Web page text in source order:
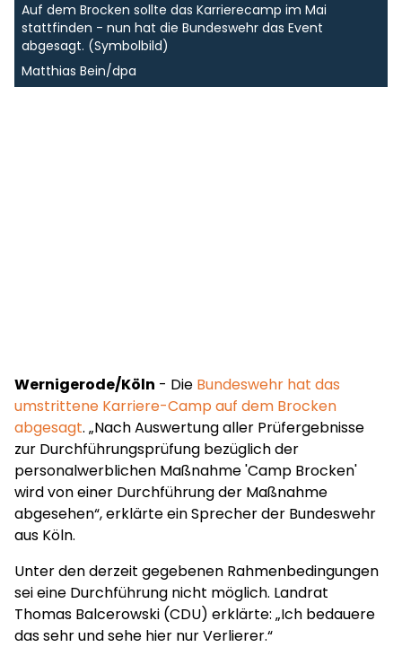
Auf dem Brocken sollte das Karrierecamp im Mai
stattfinden - nun hat die Bundeswehr das Event
abgesagt. (Symbolbild)
Matthias Bein/dpa
Wernigerode/Köln - Die Bundeswehr hat das
umstrittene Karriere-Camp auf dem Brocken
abgesagt. „Nach Auswertung aller Prüfergebnisse
zur Durchführungsprüfung bezüglich der
personalwerblichen Maßnahme 'Camp Brocken'
wird von einer Durchführung der Maßnahme
abgesehen“, erklärte ein Sprecher der Bundeswehr
aus Köln.
Unter den derzeit gegebenen Rahmenbedingungen
sei eine Durchführung nicht möglich. Landrat
Thomas Balcerowski (CDU) erklärte: „Ich bedauere
das sehr und sehe hier nur Verlierer.“